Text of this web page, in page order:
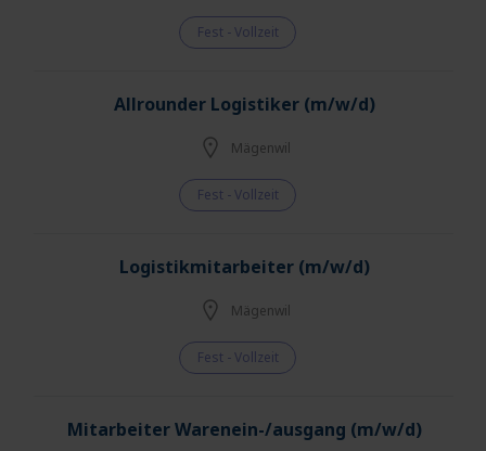
Fest - Vollzeit
Allrounder Logistiker (m/w/d)
Mägenwil
Fest - Vollzeit
Logistikmitarbeiter (m/w/d)
Mägenwil
Fest - Vollzeit
Mitarbeiter Warenein-/ausgang (m/w/d)